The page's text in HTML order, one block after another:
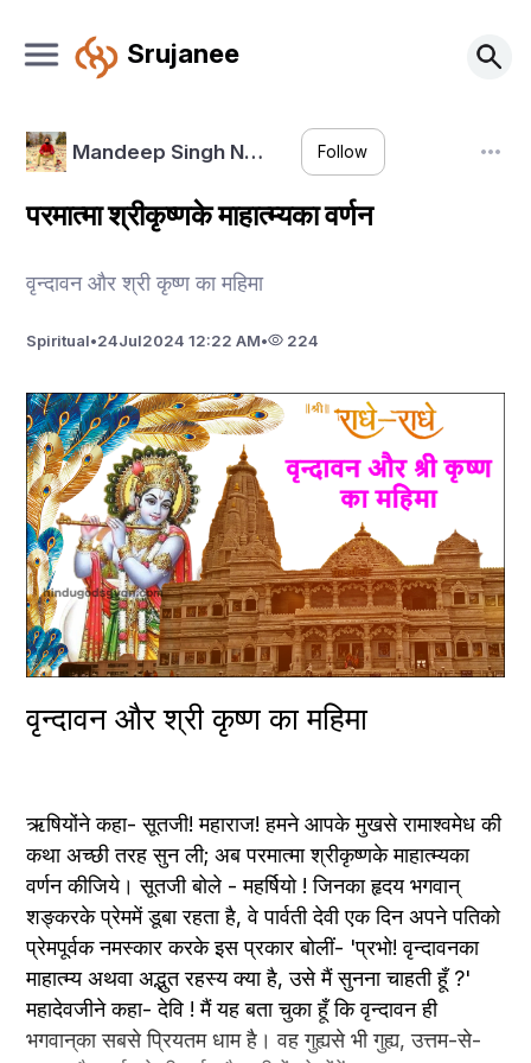
Srujanee
Mandeep Singh N… Follow
परमात्मा श्रीकृष्णके माहात्म्यका वर्णन
वृन्दावन और श्री कृष्ण का महिमा
Spiritual•24Jul2024 12:22 AM• 224
वृन्दावन और श्री कृष्ण का महिमा
ऋषियोंने कहा- सूतजी! महाराज! हमने आपके मुखसे रामाश्वमेध की
कथा अच्छी तरह सुन ली; अब परमात्मा श्रीकृष्णके माहात्म्यका
वर्णन कीजिये। सूतजी बोले - महर्षियो ! जिनका हृदय भगवान्
शङ्करके प्रेममें डूबा रहता है, वे पार्वती देवी एक दिन अपने पतिको
प्रेमपूर्वक नमस्कार करके इस प्रकार बोलीं- 'प्रभो! वृन्दावनका
माहात्म्य अथवा अद्भुत रहस्य क्या है, उसे मैं सुनना चाहती हूँ ?'
महादेवजीने कहा- देवि ! मैं यह बता चुका हूँ कि वृन्दावन ही
भगवान्‌का सबसे प्रियतम धाम है। वह गुह्यसे भी गुह्य, उत्तम-से-